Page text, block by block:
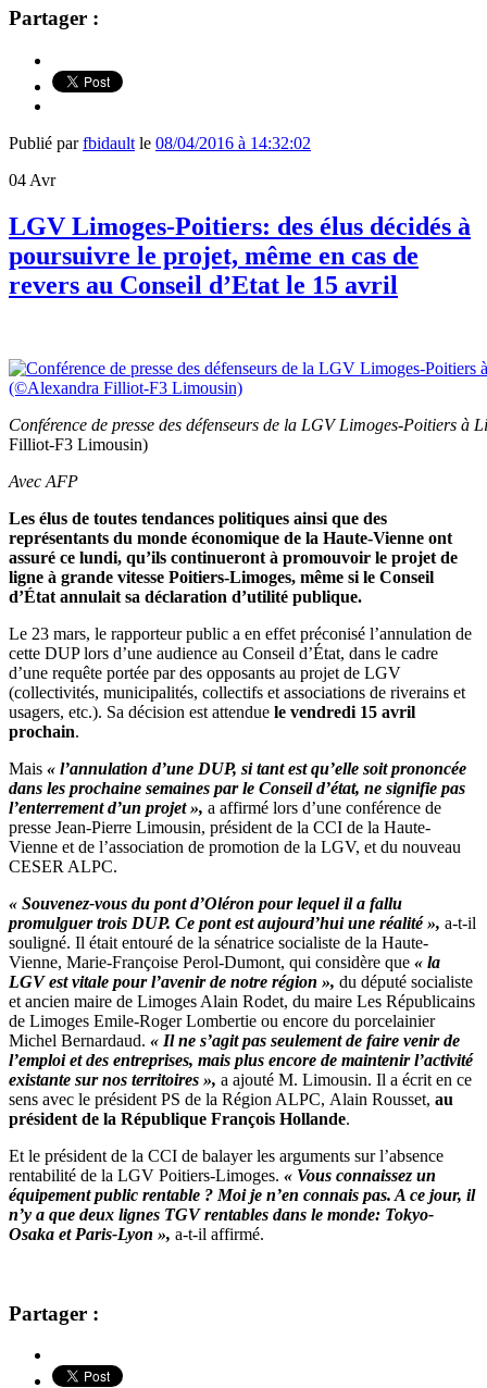
Partager :
Publié parfbidault le 08/04/2016 à 14:32:02
04 Avr
LGV Limoges-Poitiers: des élus décidés à
poursuivre le projet, même en cas de
revers au Conseil d’Etat le 15 avril
Conférence de presse des défenseurs de la LGV Limoges-Poitiers à
Filliot-F3 Limousin)
Avec AFP
Les élus de toutes tendances politiques ainsi que des
représentants du monde économique de la Haute-Vienne ont
assuré ce lundi, qu’ils continueront à promouvoir le projet de
ligne à grande vitesse Poitiers-Limoges, même si le Conseil
d’État annulait sa déclaration d’utilité publique.
Le 23 mars, le rapporteur public a en effet préconisé l’annulation de
cette DUP lors d’une audience au Conseil d’État, dans le cadre
d’une requête portée par des opposants au projet de LGV
(collectivités, municipalités, collectifs et associations de riverains et
usagers, etc.). Sa décision est attendue le vendredi 15 avril
prochain.
Mais « l’annulation d’une DUP, si tant est qu’elle soit prononcée
dans les prochaine semaines par le Conseil d’état, ne signifie pas
l’enterrement d’un projet », a affirmé lors d’une conférence de
presse Jean-Pierre Limousin, président de la CCI de la Haute-
Vienne et de l’association de promotion de la LGV, et du nouveau
CESER ALPC.
« Souvenez-vous du pont d’Oléron pour lequel il a fallu
promulguer trois DUP. Ce pont est aujourd’hui une réalité », a-t-il
souligné. Il était entouré de la sénatrice socialiste de la Haute-
Vienne, Marie-Françoise Perol-Dumont, qui considère que « la
LGV est vitale pour l’avenir de notre région », du député socialiste
et ancien maire de Limoges Alain Rodet, du maire Les Républicains
de Limoges Emile-Roger Lombertie ou encore du porcelainier
Michel Bernardaud. « Il ne s’agit pas seulement de faire venir de
l’emploi et des entreprises, mais plus encore de maintenir l’activité
existante sur nos territoires », a ajouté M. Limousin. Il a écrit en ce
sens avec le président PS de la Région ALPC, Alain Rousset, au
président de la République François Hollande.
Et le président de la CCI de balayer les arguments sur l’absence
rentabilité de la LGV Poitiers-Limoges. « Vous connaissez un
équipement public rentable ? Moi je n’en connais pas. A ce jour, il
n’y a que deux lignes TGV rentables dans le monde: Tokyo-
Osaka et Paris-Lyon », a-t-il affirmé.
Partager :